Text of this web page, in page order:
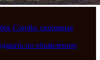
Corolla: скромные
по объявлению